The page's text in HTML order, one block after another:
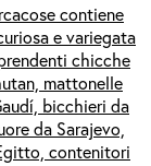
contiene
e variegata
chicche
mattonelle
bicchieri da
da Sarajevo,
contenitori